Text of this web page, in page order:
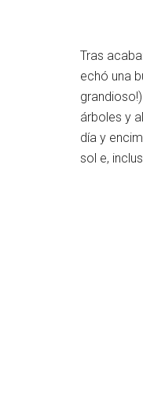
Tras
echó una
árboles y
día y
sol e,